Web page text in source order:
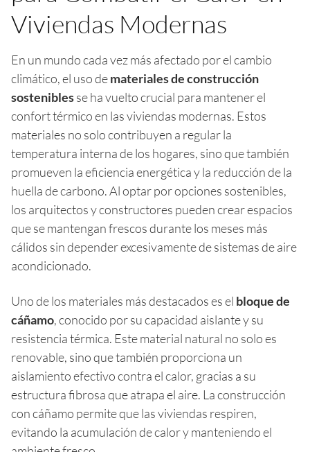
Viviendas Modernas
En un mundo cada vez más afectado por el cambio
climático, el uso demateriales de construcción
sosteniblesse ha vuelto crucial para mantener el
confort térmico en las viviendas modernas. Estos
materiales no solo contribuyen a regular la
temperatura interna de los hogares, sino que también
promueven la eficiencia energética y la reducción de la
huella de carbono. Al optar por opciones sostenibles,
los arquitectos y constructores pueden crear espacios
que se mantengan frescos durante los meses más
cálidos sin depender excesivamente de sistemas de aire
acondicionado.
Uno de los materiales más destacados es el bloque de
cáñamo, conocido por su capacidad aislante y su
resistencia térmica. Este material natural no solo es
renovable, sino que también proporciona un
aislamiento efectivo contra el calor, gracias a su
estructura fibrosa que atrapa el aire. La construcción
con cáñamo permite que las viviendas respiren,
evitando la acumulación de calor y manteniendo el